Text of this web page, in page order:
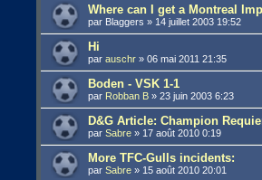
Where can I get a Montreal
par Blaggers » 14 juillet 2003 19:52
Hi
parauschr »06 mai 2011 21:35
Boden - VSK 1-1
par Robban B »23 juin 2003 6:23
D&G Article: Champion
parSabre » 17 août 2010 0:19
More TFC-Gulls incidents:
parSabre » 15 août 2010 20:01